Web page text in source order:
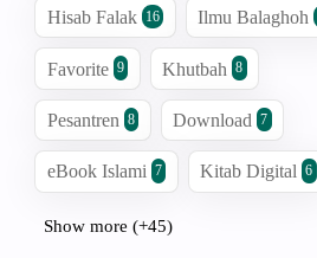
Hisab Falak 16 Ilmu Balaghoh
Favorite 9 Khutbah 8
Pesantren 8 Download 7
eBook Islami 7 Kitab Digital 6
Show more (+45)